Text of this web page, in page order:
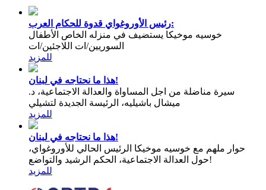
رئيس الأوروغواي قدوة للحكام العرب:
خوسيه موخيكا يستضيف في منزله الخاص الأطفال
السوريين/ات اللاجئين/ات
للمزيد
هذا ما نحتاجه في لبنان!
سيرة مناضلة من اجل المساواة والعدالة الاجتماعية، د.
ميشال باشيليه، الرئيسة الجديدة لتشيلي
للمزيد
هذا ما نحتاجه في لبنان!
حوار ملهم مع خوسيه موخيكا الرئيس الحالي للأوروغواي،
حول العدالة الاجتماعية، الحكم الرشيد والتواضع!
للمزيد